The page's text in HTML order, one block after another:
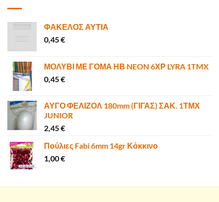
ΦΑΚΕΛΟΣ ΑΥΤΙΑ
0,45€
ΜΟΛΥΒΙ ΜΕ ΓΟΜΑ ΗΒ NEON 6ΧΡ LYRA 1TMX
0,45€
ΑΥΓΟ ΦΕΛΙΖΟΛ 180mm (ΓΙΓΑΣ) ΣΑΚ. 1ΤΜΧ
JUNIOR
2,45€
Πούλιες Fabi 6mm 14gr Κόκκινο
1,00€